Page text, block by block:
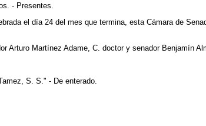
- Presentes.
el día 24 del mes que termina, esta Cámara de
Arturo Martínez Adame, C. doctor y senador Benjamín
S. S." - De enterado.